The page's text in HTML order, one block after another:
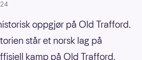
oppgjør på Old Trafford.
står et norsk lag på
kamp på Old Trafford.